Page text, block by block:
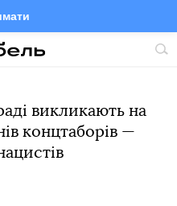
Twitter
викликають на
концтаборів —